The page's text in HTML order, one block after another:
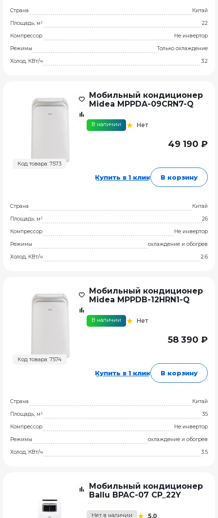
Страна
Китай
Площадь, м²
22
Компрессор
Не инвертор
Режимы
Только охлаждение
Холод, КВт/ч
3.2
Код товара: 7573
Мобильный кондиционер
Midea MPPDA-09CRN7-Q
В наличии Нет
49 190 ₽
Купить в 1 клик В корзину
Страна
Китай
Площадь, м²
26
Компрессор
Не инвертор
Режимы
охлаждение и обогрев
Холод, КВт/ч
2.6
Код товара: 7574
Мобильный кондиционер
Midea MPPDB-12HRN1-Q
В наличии Нет
58 390 ₽
Купить в 1 клик В корзину
Страна
Китай
Площадь, м²
35
Компрессор
Не инвертор
Режимы
охлаждение и обогрев
Холод, КВт/ч
3.5
Мобильный кондиционер
Ballu BPAC-07 СP_22Y
Нет в наличии 5,0